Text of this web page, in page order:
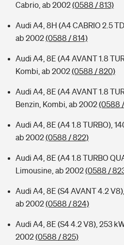
Cabrio, ab 2002(0588 / 813)
Audi A4, 8H (A4 CABRIO 2.5
ab 2002(0588 / 814)
Audi A4, 8E (A4 AVANT 1.8
Kombi, ab 2002(0588 / 820)
Audi A4, 8E (A4 AVANT 1.8
Benzin, Kombi, ab 2002(0588
Audi A4, 8E (A4 1.8 TURBO),
ab 2002(0588 / 822)
Audi A4, 8E (A4 1.8 TURBO
Limousine, ab 2002(0588 /
Audi A4, 8E (S4 AVANT 4.2
ab 2002(0588 / 824)
Audi A4, 8E (S4 4.2 V8), 253
2002(0588 / 825)